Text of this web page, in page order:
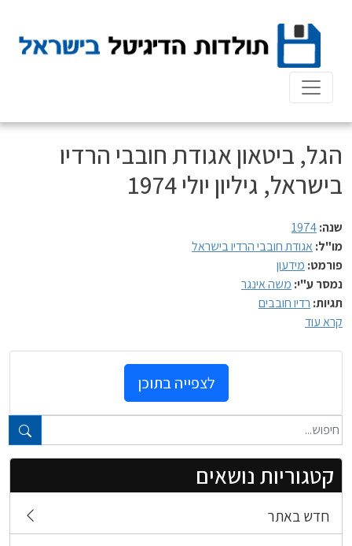
content
טקסט חופשי...
קטגוריות נושאים
חדש באתר
הגל, ביטאון אגודת חובבי הרדיו
בישראל, גיליון יולי 1974
שנה:1974
מו"ל: אגודת חובבי הרדיו בישראל
פורמט: מידעון
נמסר ע"י: משה אינגר
תגיות: רדיו חובבים
קרא עוד
לצפייה בתוכן